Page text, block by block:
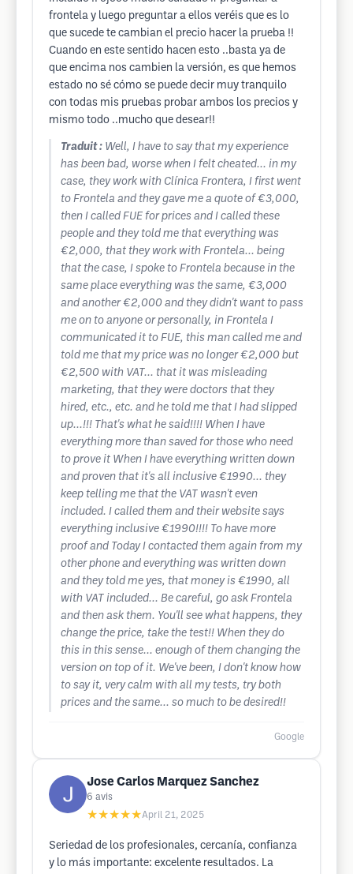
frontela y luego preguntar a ellos veréis que es lo
que sucede te cambian el precio hacer la prueba !!
Cuando en este sentido hacen esto ..basta ya de
que encima nos cambien la versión, es que hemos
estado no sé cómo se puede decir muy tranquilo
con todas mis pruebas probar ambos los precios y
mismo todo ..mucho que desear!!
Traduit : Well, I have to say that my experience
has been bad, worse when I felt cheated... in my
case, they work with Clínica Frontera, I first went
to Frontela and they gave me a quote of €3,000,
then I called FUE for prices and I called these
people and they told me that everything was
€2,000, that they work with Frontela... being
that the case, I spoke to Frontela because in the
same place everything was the same, €3,000
and another €2,000 and they didn't want to pass
me on to anyone or personally, in Frontela I
communicated it to FUE, this man called me and
told me that my price was no longer €2,000 but
€2,500 with VAT... that it was misleading
marketing, that they were doctors that they
hired, etc., etc. and he told me that I had slipped
up...!!! That's what he said!!!! When I have
everything more than saved for those who need
to prove it When I have everything written down
and proven that it's all inclusive €1990... they
keep telling me that the VAT wasn't even
included. I called them and their website says
everything inclusive €1990!!!! To have more
proof and Today I contacted them again from my
other phone and everything was written down
and they told me yes, that money is €1990, all
with VAT included... Be careful, go ask Frontela
and then ask them. You'll see what happens, they
change the price, take the test!! When they do
this in this sense... enough of them changing the
version on top of it. We've been, I don't know how
to say it, very calm with all my tests, try both
prices and the same... so much to be desired!!
Google
Jose Carlos Marquez Sanchez
6 avis
★★★★★April 21, 2025
Seriedad de los profesionales, cercanía, confianza
y lo más importante: excelente resultados. La